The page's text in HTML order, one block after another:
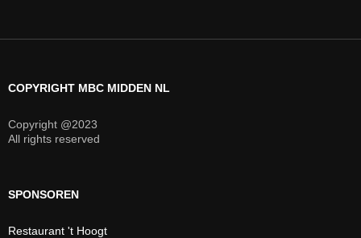
COPYRIGHT MBC MIDDEN NL
Copyright @2023
All rights reserved
SPONSOREN
Restaurant 't Hoogt